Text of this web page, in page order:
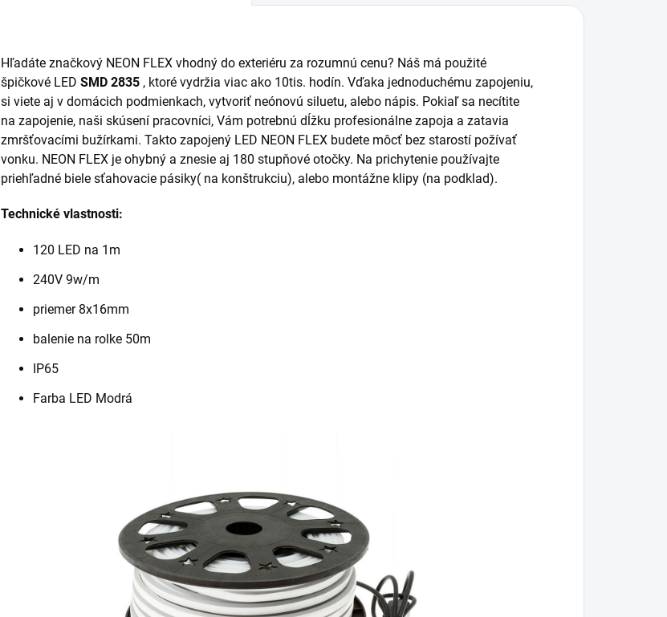
Hľadáte značkový NEON FLEX vhodný do exteriéru za rozumnú cenu? Náš má použité
špičkové LED SMD 2835 , ktoré vydržia viac ako 10tis. hodín. Vďaka jednoduchému zapojeniu,
si viete aj v domácich podmienkach, vytvoriť neónovú siluetu, alebo nápis. Pokiaľ sa necítite
na zapojenie, naši skúsení pracovníci, Vám potrebnú dĺžku profesionálne zapoja a zatavia
zmršťovacími bužírkami. Takto zapojený LED NEON FLEX budete môcť bez starostí požívať
vonku. NEON FLEX je ohybný a znesie aj 180 stupňové otočky. Na prichytenie používajte
priehľadné biele sťahovacie pásiky( na konštrukciu), alebo montážne klipy (na podklad).
Technické vlastnosti:
120 LED na 1m
240V 9w/m
priemer 8x16mm
balenie na rolke 50m
IP65
Farba LED Modrá